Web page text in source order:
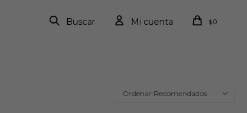
$0
Recomendados